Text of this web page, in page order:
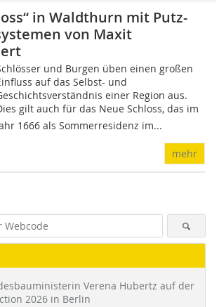
in Waldthurn mit Putz-
von Maxit
und Burgen üben einen großen
auf das Selbst- und
einer Region aus.
gilt auch für das Neue Schloss, das im
1666 als Sommerresidenz im...
mehr
Verena Hubertz auf der
2026 in Berlin